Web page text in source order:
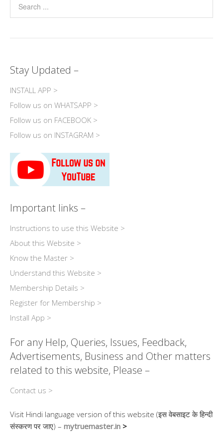
Stay Updated –
INSTALL APP >
Follow us on WHATSAPP >
Follow us on FACEBOOK >
Follow us on INSTAGRAM >
Important links –
Instructions to use this Website >
About this Website >
Know the Master >
Understand this Website >
Membership Details >
Register for Membership >
Install App >
For any Help, Queries, Issues, Feedback,
Advertisements, Business and Other matters
related to this website, Please –
Contact us >
Visit Hindi language version of this website (इस वेबसाइट के हिन्दी
संस्करण पर जाए) – mytruemaster.in >